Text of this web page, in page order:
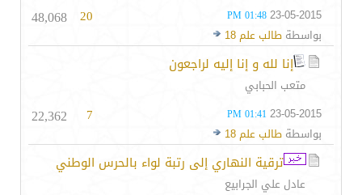
23-05-2015
01:48 PM
بواسطة طالب علم 18
20
48,068
إنا لله و إنا إليه لراجعون
متعب الحبابي
23-05-2015
01:41 PM
بواسطة طالب علم 18
7
22,362
ترقية النهاري إلى رتبة لواء بالحرس الوطني
عادل علي الجرابيع